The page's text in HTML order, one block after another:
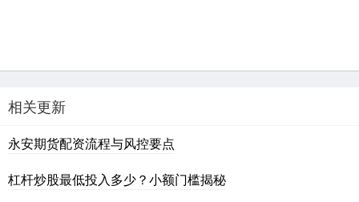
相关更新
永安期货配资流程与风控要点
杠杆炒股最低投入多少？小额门槛揭秘